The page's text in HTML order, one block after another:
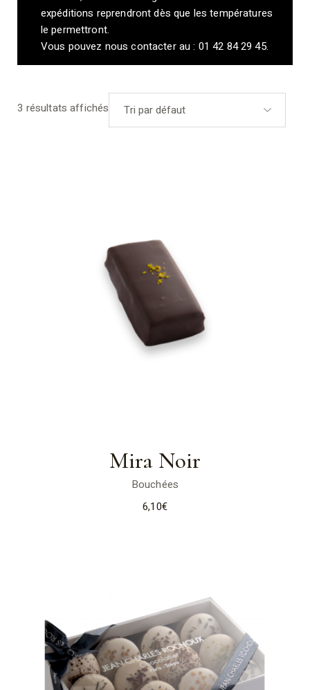
expéditions reprendront dès que les températures
le permettront.
Vous pouvez nous contacter au : 01 42 84 29 45.
3 résultats affichés
Mira Noir
Bouchées
6,10€